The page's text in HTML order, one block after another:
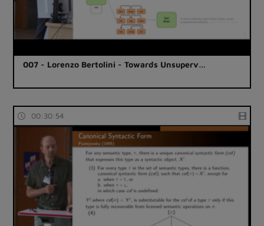
007 - Lorenzo Bertolini - Towards Unsuperv…
00:30:54